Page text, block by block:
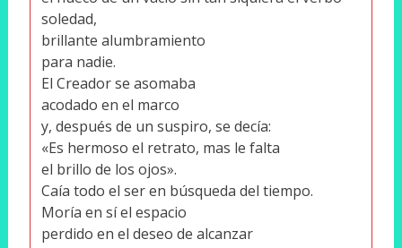
soledad,
brillante alumbramiento
para nadie.
El Creador se asomaba
acodado en el marco
y, después de un suspiro, se decía:
«Es hermoso el retrato, mas le falta
el brillo de los ojos».
Caía todo el ser en búsqueda del tiempo.
Moría en sí el espacio
perdido en el deseo de alcanzar